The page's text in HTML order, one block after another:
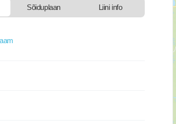
Sõiduplaan Liini info